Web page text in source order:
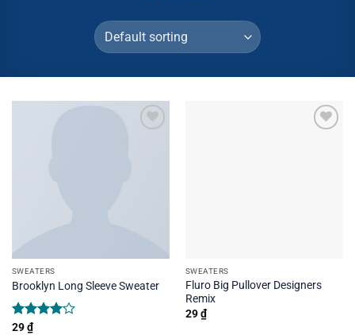
SWEATERS
Brooklyn Long Sleeve Sweater
Rated
29₫
SWEATERS
Fluro Big Pullover Designers
Remix
29₫